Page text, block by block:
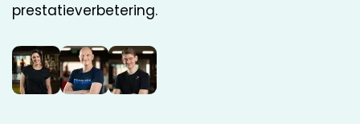
prestatieverbetering.